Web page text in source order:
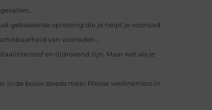
gebaseerde oplossing die je helpt je voorraad
van voorraden...
en tijdrovend zijn. Maar wat als je
in de bouw steeds meer Poolse werknemers in